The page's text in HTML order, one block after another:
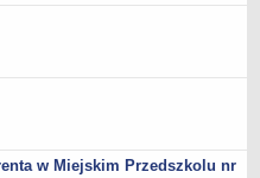
w Miejskim Przedszkolu nr